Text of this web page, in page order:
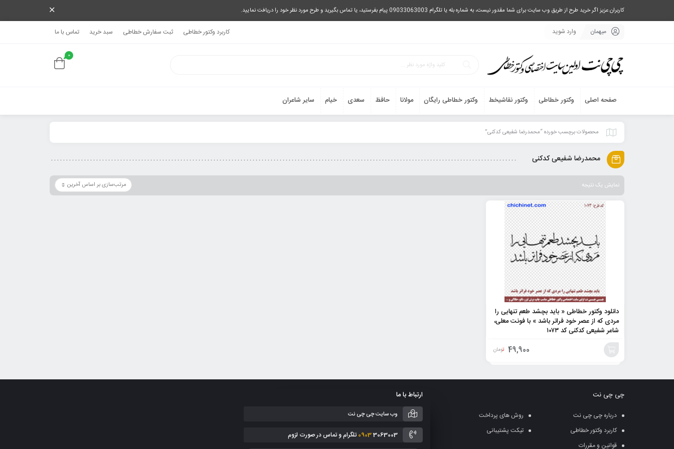
کاربران عزیز اگر خرید طرح از طریق وب سایت برای شما مقدور نیست، به شماره بله یا تلگرام 09033063003 پیام بفرستید، یا تماس بگیرید و طرح مورد نظر خود را دریافت نمایید.
میهمان وارد شوید کاربرد وکتور خطاطی ثبت سفارش خطاطی سبد خرید تماس با ما
0
صفحه اصلی وکتور خطاطی وکتور نقاشیخط وکتور خطاطی رایگان مولانا حافظ سعدی خیام سایر شاعران
محصولات برچسب خورده “محمدرضا شفیعی کدکنی”
محمدرضا شفیعی کدکنی
نمایش یک نتیجه
دانلود وکتور خطاطی « باید بچشد طعم تنهایی را
مردی که از عصر خود فراتر باشد » با فونت معلی،
شاعر شفیعی کدکنی کد ۱۰۷۳
49,900 تومان
چی چی نت
درباره چی چی نت
روش های پرداخت
کاربرد وکتور خطاطی
تیکت پشتیبانی
قوانین و مقررات
ارتباط با ما
وب سایت چی چی نت
09033063003 تلگرام و تماس در صورت لزوم